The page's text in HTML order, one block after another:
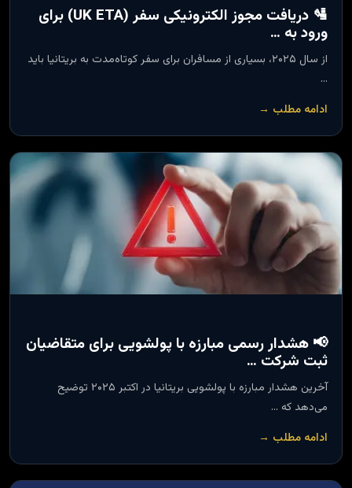
🛂 دریافت مجوز الکترونیکی سفر (UK ETA) برای
ورود به …
از سال ۲۰۲۵، بسیاری از مسافران برای سفر کوتاه‌مدت به بریتانیا باید
…
ادامه مطلب →
📢 هشدار رسمی مبارزه با پولشویی برای متقاضیان
ثبت شرکت …
آخرین هشدار مبارزه با پولشویی بریتانیا در اکتبر ۲۰۲۵ توضیح
می‌دهد که …
ادامه مطلب →